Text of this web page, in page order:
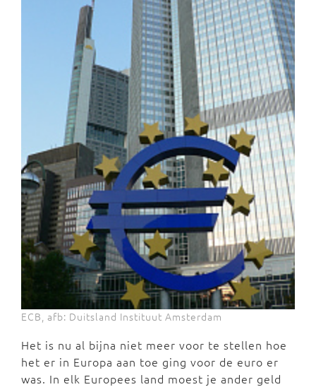
ECB, afb: Duitsland Instituut Amsterdam
Het is nu al bijna niet meer voor te stellen hoe
het er in Europa aan toe ging voor de euro er
was. In elk Europees land moest je ander geld